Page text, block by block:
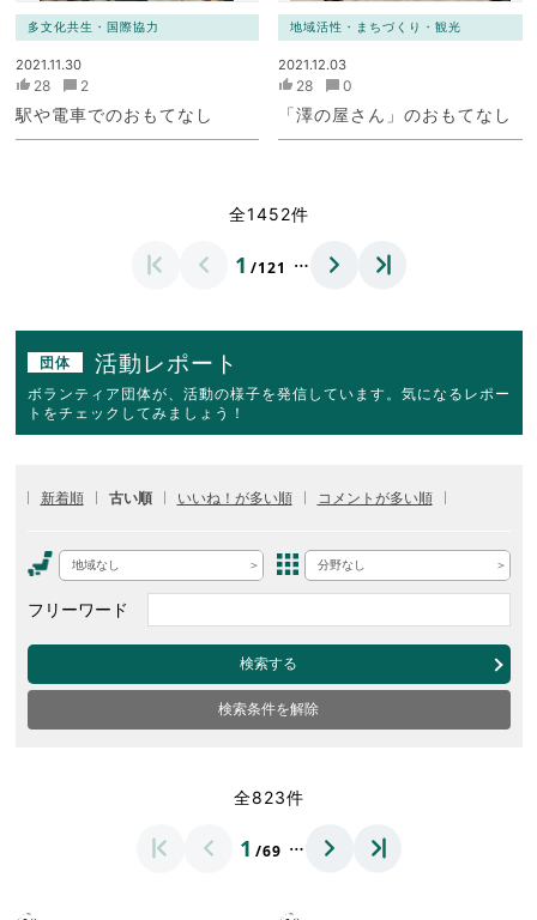
多文化共生・国際協力
2021.11.30
28 2
駅や電車でのおもてなし
地域活性・まちづくり・観光
2021.12.03
28 0
「澤の屋さん」のおもてなし
全1452件
1 /121 …
団体 活動レポート
ボランティア団体が、活動の様子を発信しています。気になるレポー
トをチェックしてみましょう！
新着順 古い順 いいね！が多い順 コメントが多い順
地域なし 分野なし
フリーワード
検索する
検索条件を解除
全823件
1 /69 …